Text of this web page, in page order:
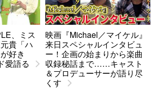
、ミス
貴「ハ
好き
愛語る
映画『Michael／マイケル』
来日スペシャルインタビュ
ー！企画の始まりから楽曲
収録秘話まで……キャスト
＆プロデューサーが語り尽
くす